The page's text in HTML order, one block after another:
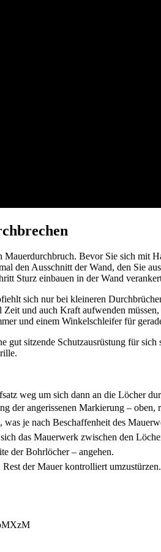
Mauerdurchbruch. Bevor Sie sich mit
den Ausschnitt der Wand, den Sie
Sturz einbauen in der Wand
sich nur bei kleineren
und auch Kraft aufwenden
und einem Winkelschleifer für
gut sitzende Schutzausrüstung für
weg um sich dann an die Löcher
der angerissenen Markierung –
je nach Beschaffenheit des
das Mauerwerk zwischen den
der Bohrlöcher – angehen.
der Mauer kontrolliert